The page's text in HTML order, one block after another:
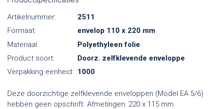
Artikelnummer:
2511
Formaat:
envelop 110 x 220 mm
Materiaal:
Polyethyleen folie
Product soort:
Doorz. zelfklevende enveloppe
Verpakking eenheid: 1000
Deze doorzichtige zelfklevende enveloppen (Model EA 5/6)
hebben geen opschrift. Afmetingen: 220 x 115 mm.